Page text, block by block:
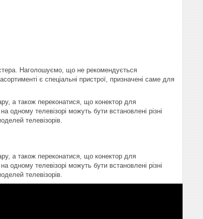
Наголошуємо, що не рекомендується
є спеціальні пристрої, призначені саме для
а також переконатися, що конектор для
одному телевізорі можуть бути встановлені різні
телевізорів.
а також переконатися, що конектор для
одному телевізорі можуть бути встановлені різні
телевізорів.